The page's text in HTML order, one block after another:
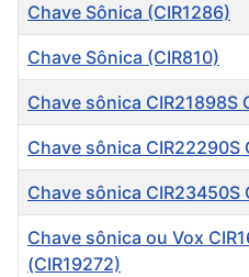
Chave Sônica (CIR1286)
Chave Sônica (CIR810)
Chave sônica CIR21898S
Chave sônica CIR22290S
Chave sônica CIR23450S
Chave sônica ou Vox
(CIR19272)